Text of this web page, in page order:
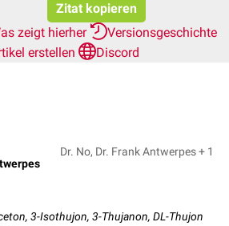
Zitat kopieren
zeigt hierher
Versionsgeschichte
erstellen
Discord
Dr. No, Dr. Frank Antwerpes + 1
3-Isothujon, 3-Thujanon, DL-Thujon